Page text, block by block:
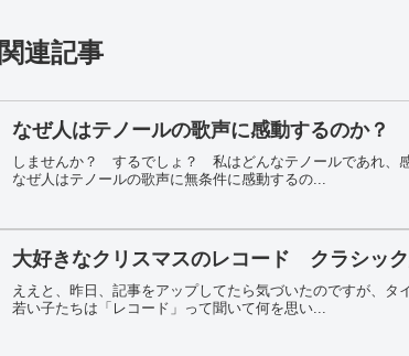
関連記事
なぜ人はテノールの歌声に感動するのか？
しませんか？ するでしょ？ 私はどんなテノールであれ、
なぜ人はテノールの歌声に無条件に感動するの...
大好きなクリスマスのレコード クラシッ
ええと、昨日、記事をアップしてたら気づいたのですが、
若い子たちは「レコード」って聞いて何を思い...